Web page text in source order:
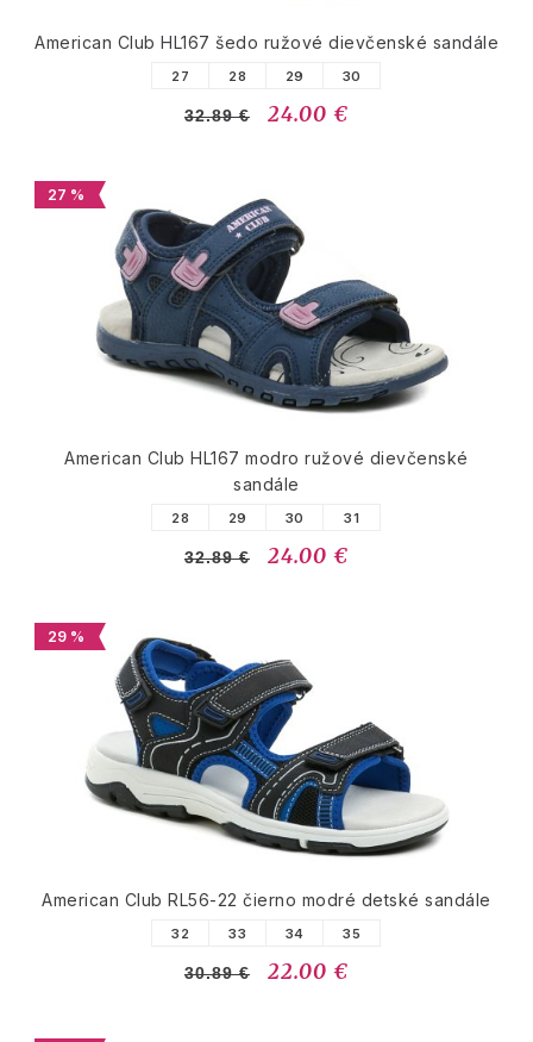
American Club HL167 šedo ružové dievčenské sandále
27 28 29 30
32.89 € 24.00 €
27 %
American Club HL167 modro ružové dievčenské
sandále
28 29 30 31
32.89 € 24.00 €
29 %
American Club RL56-22 čierno modré detské sandále
32 33 34 35
30.89 € 22.00 €